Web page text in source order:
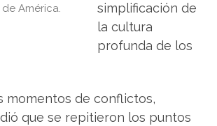
América.
simplificación de
la cultura
profunda de los
momentos de conflictos,
que se repitieron los puntos